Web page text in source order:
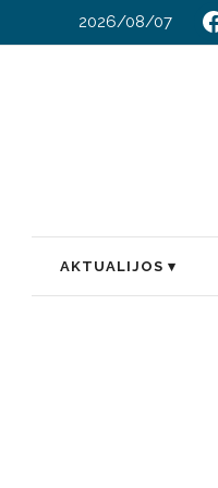
2026/08/07
AKTUALIJOS